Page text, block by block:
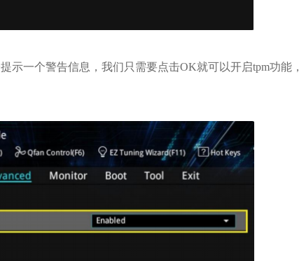
一个警告信息，我们只需要点击OK就可以开启tpm功能，